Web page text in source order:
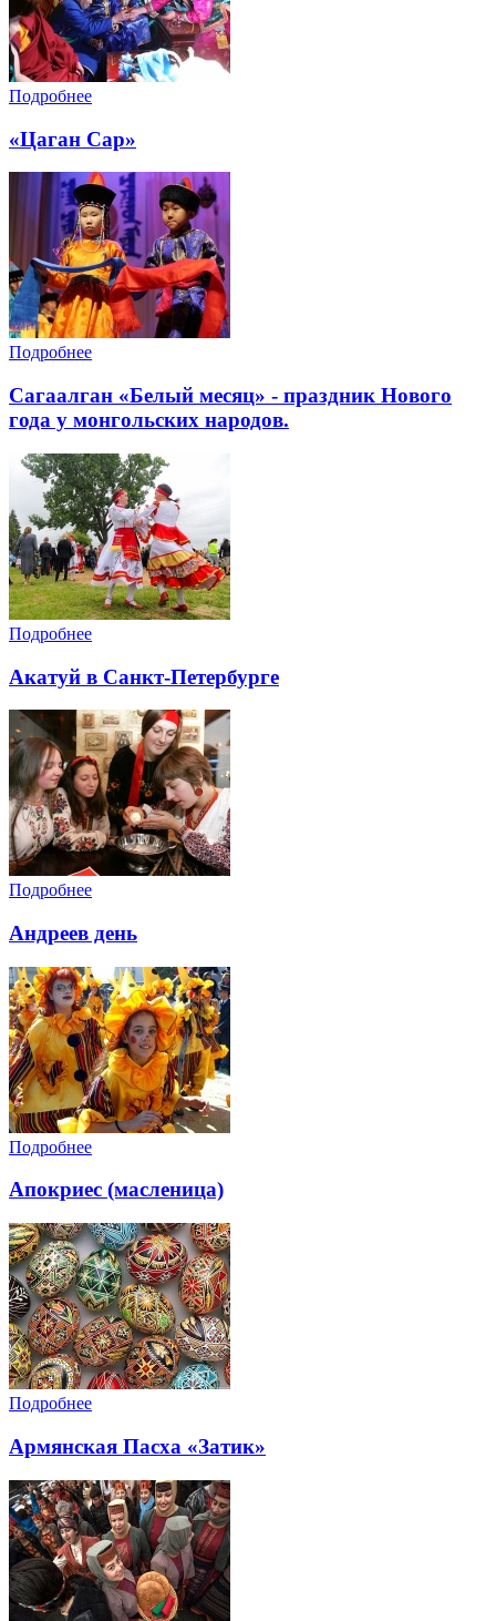
Подробнее
«Цаган Сар»
Подробнее
Cагаалган «Белый месяц» - праздник Нового
года у монгольских народов.
Подробнее
Акатуй в Санкт-Петербурге
Подробнее
Андреев день
Подробнее
Апокриес (масленица)
Подробнее
Армянская Пасха «Затик»